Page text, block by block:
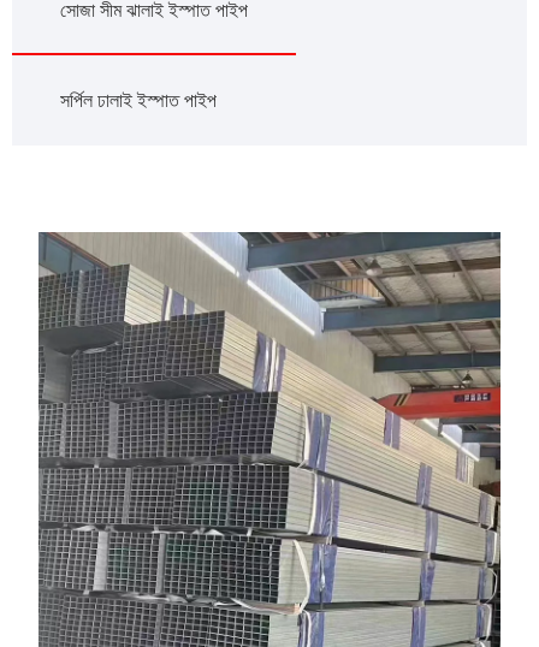
সোজা সীম ঝালাই ইস্পাত পাইপ
সর্পিল ঢালাই ইস্পাত পাইপ